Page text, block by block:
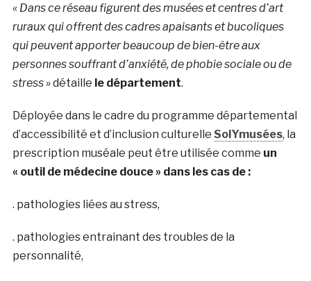
« Dans ce réseau figurent des musées et centres d’art
ruraux qui offrent des cadres apaisants et bucoliques
qui peuvent apporter beaucoup de bien-être aux
personnes souffrant d’anxiété, de phobie sociale ou de
stress »détaille le département.
Déployée dans le cadre du programme départemental
d’accessibilité et d’inclusion culturelle SolYmusées, la
prescription muséale peut être utilisée comme un
« outil de médecine douce » dans les cas de :
. pathologies liées au stress,
. pathologies entrainant des troubles de la
personnalité,